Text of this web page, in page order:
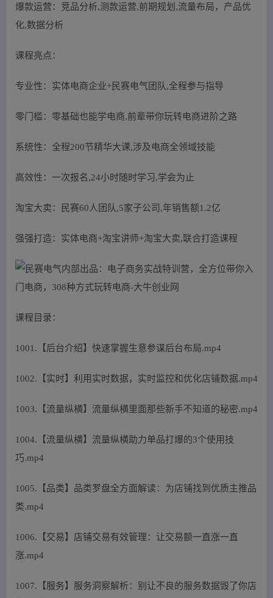
爆款运营：竞品分析,测款运营,前期规划,流量布局，产品优
化,数据分析
课程亮点：
专业性：实体电商企业+民赛电气团队,全程参与指导
零门槛：零基础也能学电商,前辈带你玩转电商进阶之路
系统性：全程200节精华大课,涉及电商全领域技能
高效性：一次报名,24小时随时学习,学会为止
淘宝大卖：民赛60人团队,5家子公司,年销售额1.2亿
强强打造：实体电商+淘宝讲师+淘宝大卖,联合打造课程
课程目录：
1001.【后台介绍】快速掌握生意参谋后台布局.mp4
1002.【实时】利用实时数据，实时监控和优化店铺数据.mp4
1003.【流量纵横】流量纵横里面那些新手不知道的秘密.mp4
1004.【流量纵横】流量纵横助力单品打爆的3个使用技
巧.mp4
1005.【品类】品类罗盘全方面解读：为店铺找到优质主推品
类.mp4
1006.【交易】店铺交易有效管理：让交易额一直涨一直
涨.mp4
1007.【服务】服务洞察解析：别让不良的服务数据毁了你店